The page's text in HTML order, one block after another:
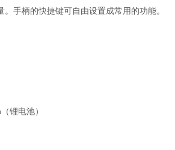
手柄的快捷键可自由设置成常用的功能。
锂电池）